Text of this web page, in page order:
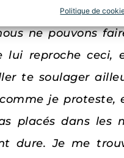
Politique de
ces désirs chez
ne pouvons
reproche ceci,
te soulager
je
placés dans les
dure. Je me